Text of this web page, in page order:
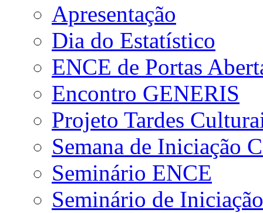
Apresentação
Dia do Estatístico
ENCE de Portas
Encontro GENERIS
Projeto Tardes
Semana de Iniciação
Seminário ENCE
Seminário de